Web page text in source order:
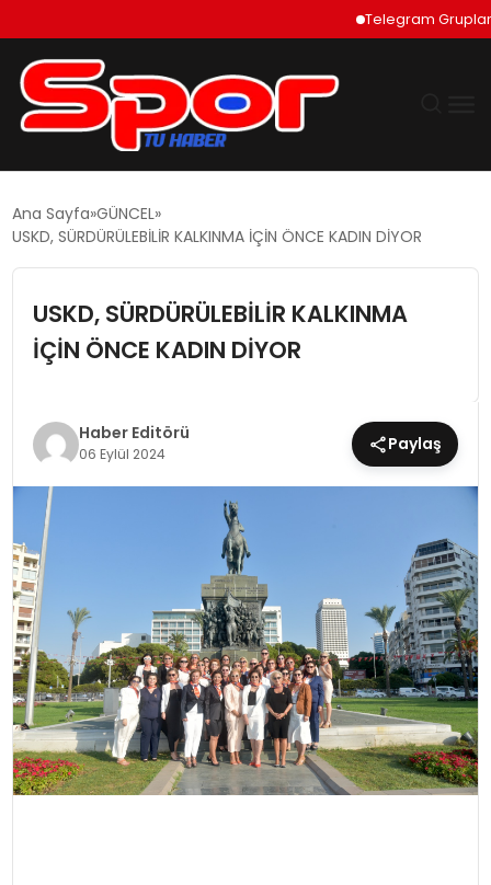
Telegram Grupları
EKONOMI
SIYASET
TEKNOLOJI
EĞITIM
MAGAZIN
SPOR
YAŞAM
Ana Sayfa GÜNCEL
USKD, SÜRDÜRÜLEBİLİR KALKINMA İÇİN ÖNCE KADIN DİYOR
USKD, SÜRDÜRÜLEBİLİR KALKINMA
İÇİN ÖNCE KADIN DİYOR
Haber Editörü
06 Eylül 2024 Paylaş